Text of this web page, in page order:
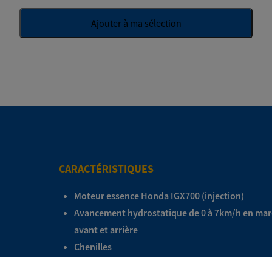
Ajouter à ma sélection
CARACTÉRISTIQUES
Moteur essence Honda IGX700 (injection)
Avancement hydrostatique de 0 à 7km/h en
avant et arrière
Chenilles